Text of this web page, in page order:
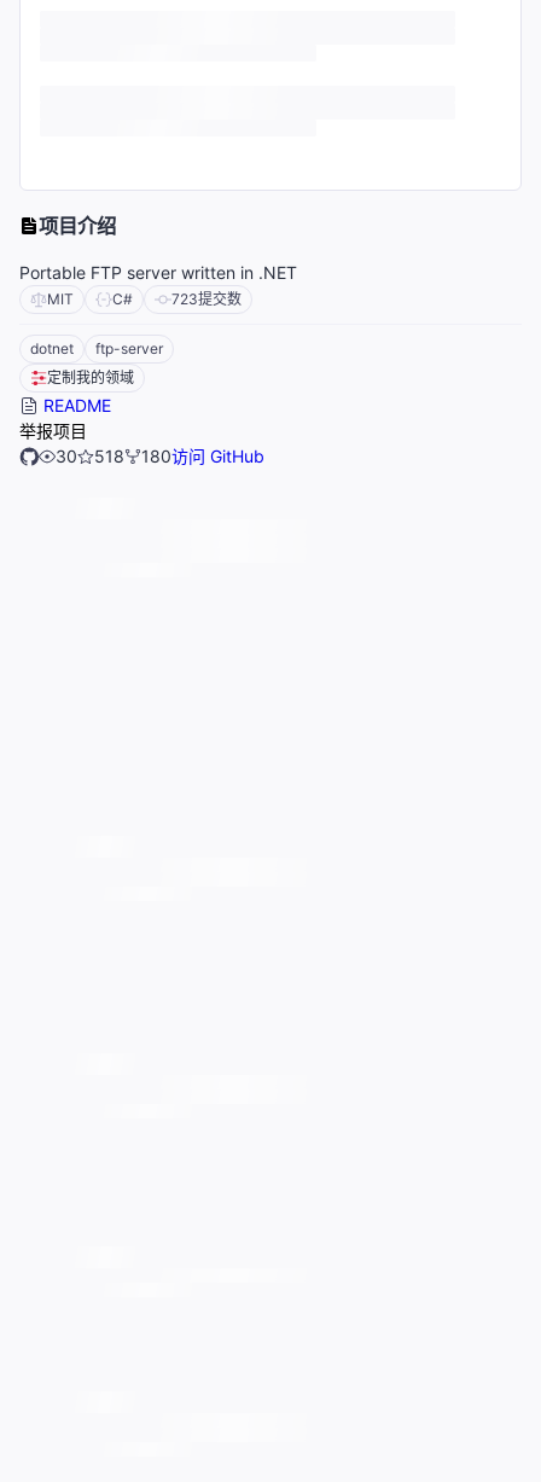
项目介绍
Portable FTP server written in .NET
MIT C# 723提交数
dotnet
ftp-server
定制我的领域
README
举报项目
30
518 180访问 GitHub